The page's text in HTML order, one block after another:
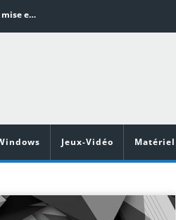
Word en PDF : les outils qui respectent la mise en page
Vidéoprojecteurs Asus : Top 6 des meilleurs modèles de la marque
Jeux-Vidéo Matériel